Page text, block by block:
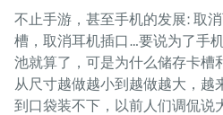
不止手游，甚至手机的发展: 取
槽，取消耳机插口…要说为了手
池就算了，可是为什么储存卡槽
从尺寸越做越小到越做越大，越
到口袋装不下，以前人们调侃说